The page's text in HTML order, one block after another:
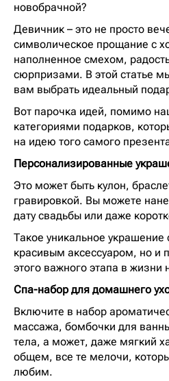
новобрачной?
Девичник – это не просто
символическое прощание с
наполненное смехом,
сюрпризами. В этой статье
вам выбрать идеальный
Вот парочка идей, помимо
категориями подарков,
на идею того самого
Персонализированные
Это может быть кулон,
гравировкой. Вы можете
дату свадьбы или даже
Такое уникальное украшение
красивым аксессуаром, но
этого важного этапа в жизни
Спа-набор для домашнего
Включите в набор
массажа, бомбочки для
тела, а может, даже мягкий
общем, все те мелочи,
любим.